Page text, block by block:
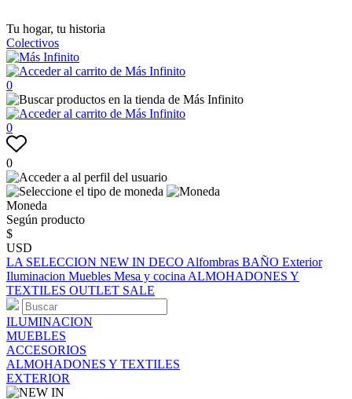
Tu hogar, tu historia
Colectivos
0
0
0
Moneda
Según producto
$
USD
LA SELECCION NEW IN DECO Alfombras BAÑO Exterior
Iluminacion Muebles Mesa y cocina ALMOHADONES Y
TEXTILES OUTLET SALE
ILUMINACION
MUEBLES
ACCESORIOS
ALMOHADONES Y TEXTILES
EXTERIOR